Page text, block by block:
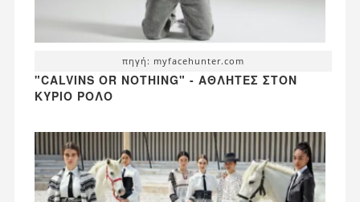
πηγή: myfacehunter.com
"CALVINS OR NOTHING" - ΑΘΛΗΤΈΣ ΣΤΟΝ
ΚΎΡΙΟ ΡΌΛΟ